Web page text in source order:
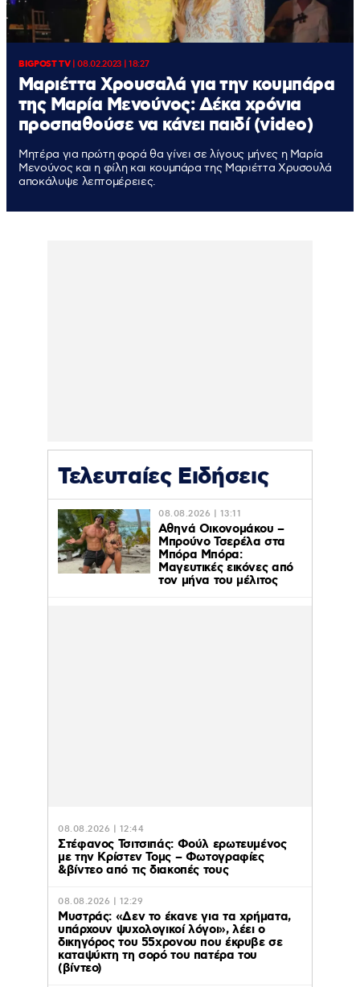
BIGPOST TV|08.02.2023 | 18:27
Μαριέττα Χρουσαλά για την κουμπάρα
της Μαρία Μενούνος: Δέκα χρόνια
προσπαθούσε να κάνει παιδί (video)
Μητέρα για πρώτη φορά θα γίνει σε λίγους μήνες η Μαρία
Μενούνος και η φίλη και κουμπάρα της Μαριέττα Χρυσουλά
αποκάλυψε λεπτομέρειες.
Τελευταίες Ειδήσεις
08.08.2026 | 13:11
Αθηνά Οικονομάκου –
Μπρούνο Τσερέλα στα
Μπόρα Μπόρα:
Mαγευτικές εικόνες από
τον μήνα του μέλιτος
08.08.2026 | 12:44
Στέφανος Τσιτσιπάς: Φούλ ερωτευμένος
με την Κρίστεν Τομς – Φωτογραφίες
&βίντεο από τις διακοπές τους
08.08.2026 | 12:29
Μυστράς: «Δεν το έκανε για τα χρήματα,
υπάρχουν ψυχολογικοί λόγοι», λέει ο
δικηγόρος του 55χρονου που έκρυβε σε
καταψύκτη τη σορό του πατέρα του
(βίντεο)